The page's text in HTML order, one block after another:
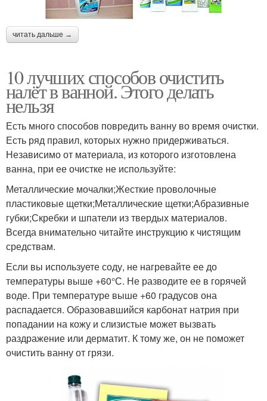
читать дальше →
10 лучших способов очистить
налёт в ванной. Этого делать
нельзя
Есть много способов повредить ванну во время очистки.
Есть ряд правил, которых нужно придерживаться.
Независимо от материала, из которого изготовлена
ванна, при ее очистке не используйте:
Металлические мочалки;Жесткие проволочные
пластиковые щетки;Металлические щетки;Абразивные
губки;Скребки и шпатели из твердых материалов.
Всегда внимательно читайте инструкцию к чистящим
средствам.
Если вы используете соду, не нагревайте ее до
температуры выше +60°С. Не разводите ее в горячей
воде. При температуре выше +60 градусов она
распадается. Образовавшийся карбонат натрия при
попадании на кожу и слизистые может вызвать
раздражение или дерматит. К тому же, он не поможет
очистить ванну от грязи.